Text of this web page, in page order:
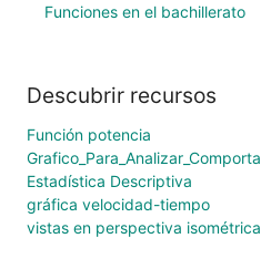
Funciones en el bachillerato
Descubrir recursos
Función potencia
Estadística Descriptiva
gráfica velocidad-tiempo
vistas en perspectiva isométrica